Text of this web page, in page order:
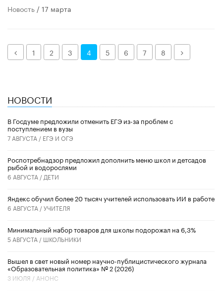
Новость / 17 марта
Назад1 2 3 4 5 6 7 8 Далее
НОВОСТИ
В Госдуме предложили отменить ЕГЭ из-за проблем с
поступлением в вузы
7 АВГУСТА / ЕГЭ И ОГЭ
Роспотребнадзор предложил дополнить меню школ и детсадов
рыбой и водорослями
6 АВГУСТА / ДЕТИ
​Яндекс обучил более 20 тысяч учителей использовать ИИ в работе
6 АВГУСТА /УЧИТЕЛЯ
Минимальный набор товаров для школы подорожал на 6,3%
5 АВГУСТА / ШКОЛЬНИКИ
Вышел в свет новый номер научно-публицистического журнала
«Образовательная политика» № 2 (2026)
3 ИЮЛЯ / АНОНС